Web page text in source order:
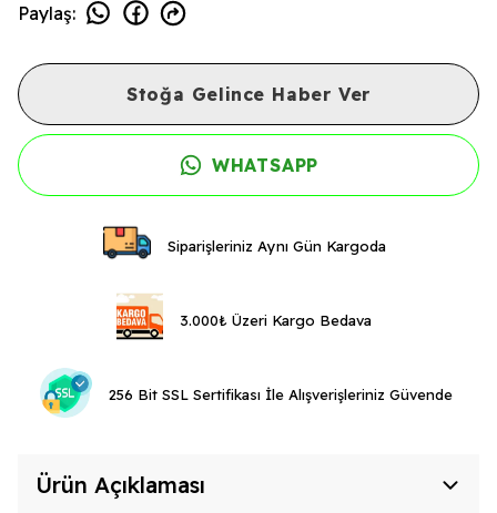
Paylaş:
Stoğa Gelince Haber Ver
WHATSAPP
Siparişleriniz Aynı Gün Kargoda
3.000₺ Üzeri Kargo Bedava
256 Bit SSL Sertifikası İle Alışverişleriniz Güvende
Ürün Açıklaması